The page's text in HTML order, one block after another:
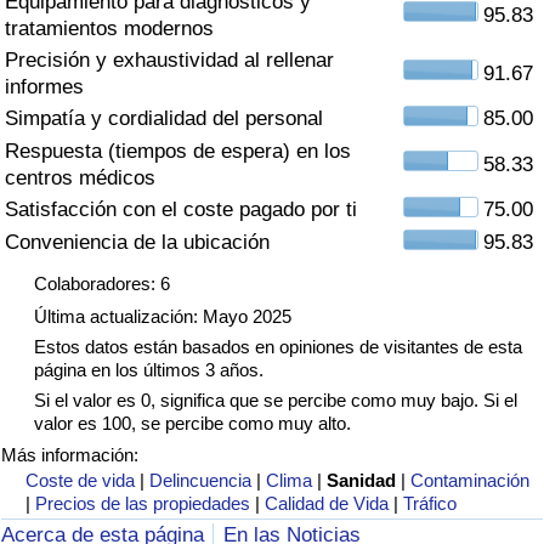
tratamientos modernos
95.83
Precisión y exhaustividad al rellenar
informes
91.67
Simpatía y cordialidad del personal
85.00
Respuesta (tiempos de espera) en los
centros médicos
58.33
Satisfacción con el coste pagado por ti
75.00
Conveniencia de la ubicación
95.83
Colaboradores: 6
Última actualización: Mayo 2025
Estos datos están basados en opiniones de visitantes de esta
página en los últimos 3 años.
Si el valor es 0, significa que se percibe como muy bajo. Si el
valor es 100, se percibe como muy alto.
Más información:
Coste de vida | Delincuencia |Clima |Sanidad |Contaminación
| Precios de las propiedades |Calidad de Vida |Tráfico
Acerca de esta página En las Noticias
Índice de criminalidad por país
Sanidad
Índice de Sanidad (Actual)
Índice de Sanidad
Contaminación
Índice de Contaminación (Actual)
Índice de contaminación
Índice de Contaminación por País